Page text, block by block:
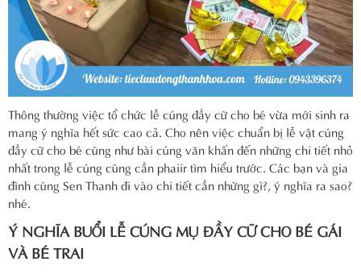
Thông thường việc tổ chức lễ cúng đầy cữ cho bé vừa mới sinh ra
mang ý nghĩa hết sức cao cả. Cho nên việc chuẩn bị lễ vật cúng
đầy cữ cho bé cũng như bài cúng văn khấn đến những chi tiết nhỏ
nhất trong lễ cúng cũng cần phaiir tìm hiểu trước. Các bạn và gia
đình cùng Sen Thanh đi vào chi tiết cần những gì?, ý nghĩa ra sao?
nhé.
Ý NGHĨA BUỔI LỄ CÚNG MỤ ĐẦY CỮ CHO BÉ GÁI
VÀ BÉ TRAI